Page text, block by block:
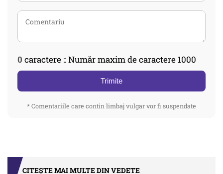
0 caractere :: Număr maxim de caractere 1000
Trimite
* Comentariile care contin limbaj vulgar vor fi suspendate
CITEȘTE MAI MULTE DIN VEDETE